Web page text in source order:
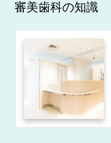
審美歯科の知識